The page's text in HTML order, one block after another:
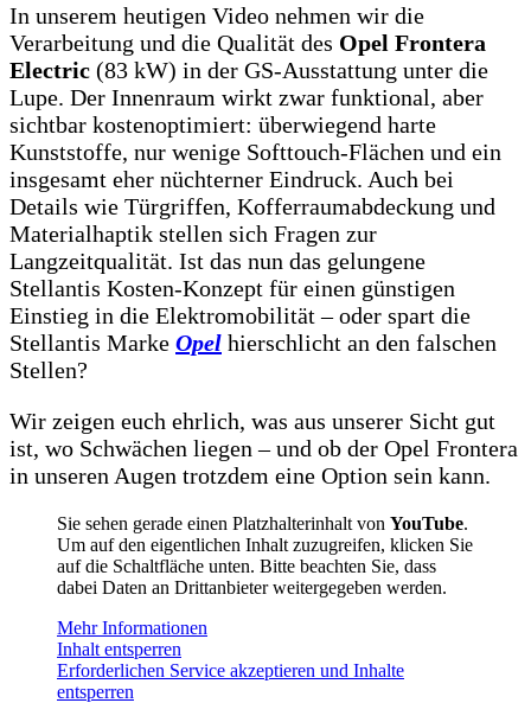
In unserem heutigen Video nehmen wir die
Verarbeitung und die Qualität des Opel Frontera
Electric (83 kW) in der GS-Ausstattung unter die
Lupe. Der Innenraum wirkt zwar funktional, aber
sichtbar kostenoptimiert: überwiegend harte
Kunststoffe, nur wenige Softtouch-Flächen und ein
insgesamt eher nüchterner Eindruck. Auch bei
Details wie Türgriffen, Kofferraumabdeckung und
Materialhaptik stellen sich Fragen zur
Langzeitqualität. Ist das nun das gelungene
Stellantis Kosten-Konzept für einen günstigen
Einstieg in die Elektromobilität – oder spart die
Stellantis Marke Opel hierschlicht an den falschen
Stellen?
Wir zeigen euch ehrlich, was aus unserer Sicht gut
ist, wo Schwächen liegen – und ob der Opel Frontera
in unseren Augen trotzdem eine Option sein kann.
Sie sehen gerade einen Platzhalterinhalt von YouTube.
Um auf den eigentlichen Inhalt zuzugreifen, klicken Sie
auf die Schaltfläche unten. Bitte beachten Sie, dass
dabei Daten an Drittanbieter weitergegeben werden.
Mehr Informationen
Inhalt entsperren
Erforderlichen Service akzeptieren und Inhalte
entsperren